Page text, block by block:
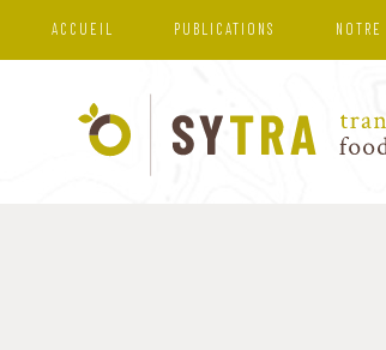
ACCUEIL PUBLICATIONS